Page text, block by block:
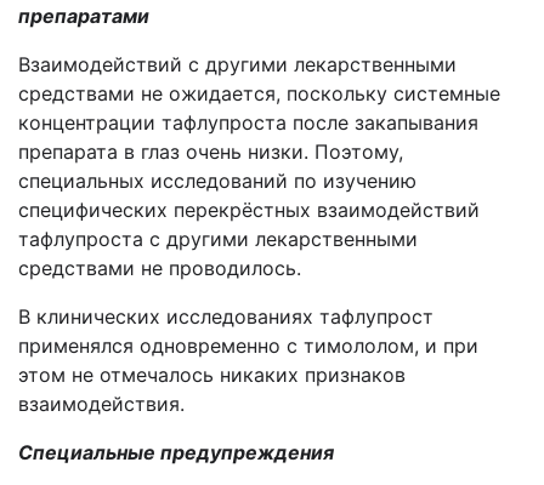
препаратами
Взаимодействий с другими лекарственными
средствами не ожидается, поскольку системные
концентрации тафлупроста после закапывания
препарата в глаз очень низки. Поэтому,
специальных исследований по изучению
специфических перекрёстных взаимодействий
тафлупроста с другими лекарственными
средствами не проводилось.
В клинических исследованиях тафлупрост
применялся одновременно с тимололом, и при
этом не отмечалось никаких признаков
взаимодействия.
Специальные предупреждения